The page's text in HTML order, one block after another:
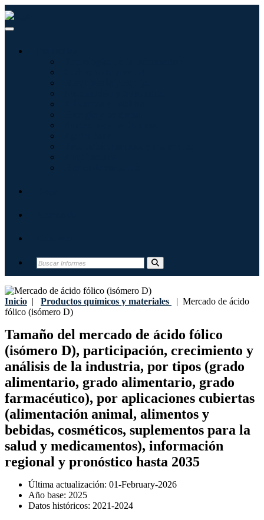
Inicio | Productos químicos y materiales | Mercado de ácido
fólico (isómero D)
Tamaño del mercado de ácido fólico
(isómero D), participación, crecimiento y
análisis de la industria, por tipos (grado
alimentario, grado alimentario, grado
farmacéutico), por aplicaciones cubiertas
(alimentación animal, alimentos y
bebidas, cosméticos, suplementos para la
salud y medicamentos), información
regional y pronóstico hasta 2035
Última actualización: 01-February-2026
Año base: 2025
Datos históricos: 2021-2024